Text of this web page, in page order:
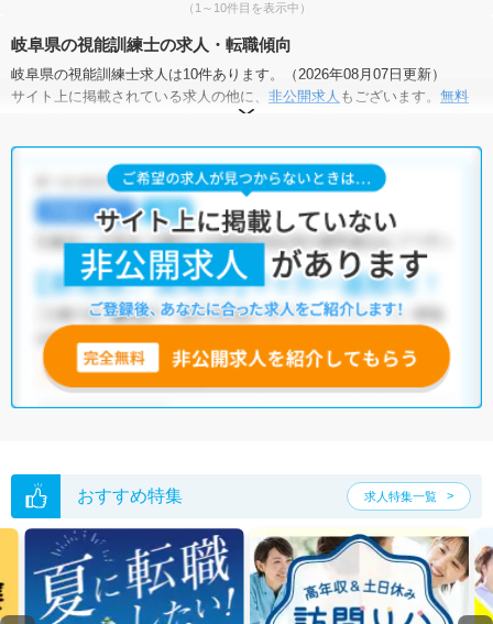
（1～10件目を表示中）
岐阜県の視能訓練士の求人・転職傾向
岐阜県の視能訓練士求人は10件あります。（2026年08月07日更新）
サイト上に掲載されている求人の他に、 非公開求人 もございます。 無料
にお申し込みいただくと、全求人からご希望条件に合
岐阜県の視能訓練士求人では以下のような条件が人気です。
土日祝休・積極採用中・ 新卒OK ・ 正社員(正職員)
クリニック
他の条件でも人気の求人がございますので、「こだわり条件」から検索
いただくか、お気軽にお問い合わせください。
全国の視能訓練士求人から検索いただくことも可能です。
無料転職支援サービス
にお申し込みいただくと、ご希望条件をヒアリン
グした上で求人をご提案いたします。
ご希望条件がまだ定まっていない方は人気の希望条件をピックアップし
おすすめ特集 求人特集一覧